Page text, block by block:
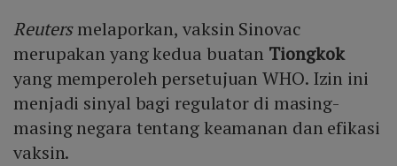
Reutersmelaporkan, vaksin Sinovac
merupakan yang kedua buatan Tiongkok
yang memperoleh persetujuan WHO. Izin ini
menjadi sinyal bagi regulator di masing-
masing negara tentang keamanan dan efikasi
vaksin.